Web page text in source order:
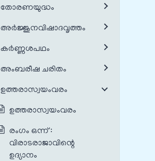
തോരണയുദ്ധം
അർജ്ജുനവിഷാദവൃത്തം
കർണ്ണശപഥം
അംബരീഷ ചരിതം
ഉത്തരാസ്വയംവരം
ഉത്തരാസ്വയംവരം
രംഗം ഒന്ന് :
വിരാടരാജാവിന്റെ
ഉദ്യാനം